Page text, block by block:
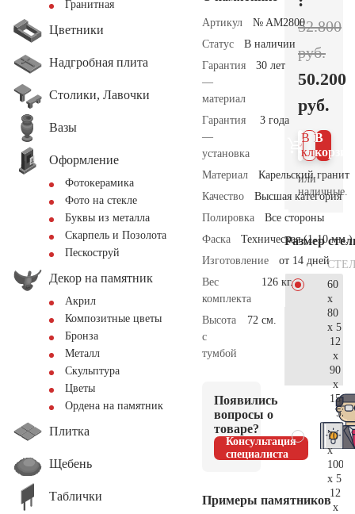
Гранитная
Цветники
Надгробная плита
Столики, Лавочки
Вазы
Оформление
Фотокерамика
Фото на стекле
Буквы из металла
Скарпель и Позолота
Пескоструй
Декор на памятник
Акрил
Композитные цветы
Бронза
Металл
Скульптура
Цветы
Ордена на памятник
Плитка
Щебень
Таблички
Артикул
№ AM2800
Статус
В наличии
Гарантия
—
материал
30 лет
Гарантия
—
установка
3 года
Материал
Карельский гранит
Качество
Высшая категория
Полировка
Все стороны
Фаска
Техническая (1-10 мм.)
Изготовление
от 14 дней
Вес
комплекта
126 кг.
Высота
с
тумбой
72 см.
Появились
вопросы о
товаре?
Консультация
специалиста
Примеры памятников
52.800
руб.
50.200
руб.
В
В 1
клик
или
наличные.
Размер
60
x
80
x 5
12
x
90
x
15
70
x
100
x 5
12
x